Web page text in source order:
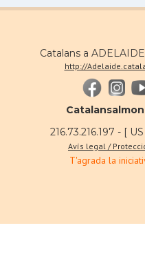
Catalans a
http://
216.73.216.197 - [
Avís legal /
T'agrada la